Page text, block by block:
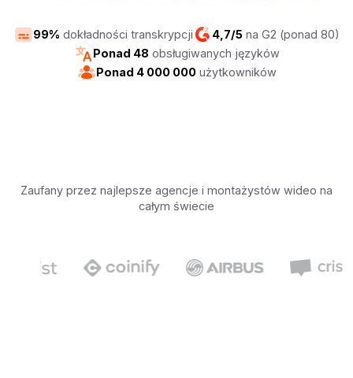
99% dokładności transkrypcji 4,7/5na G2 (ponad 80)
Ponad 48 obsługiwanych języków
Ponad 4 000 000użytkowników
Zaufany przez najlepsze agencje i montażystów wideo na
całym świecie